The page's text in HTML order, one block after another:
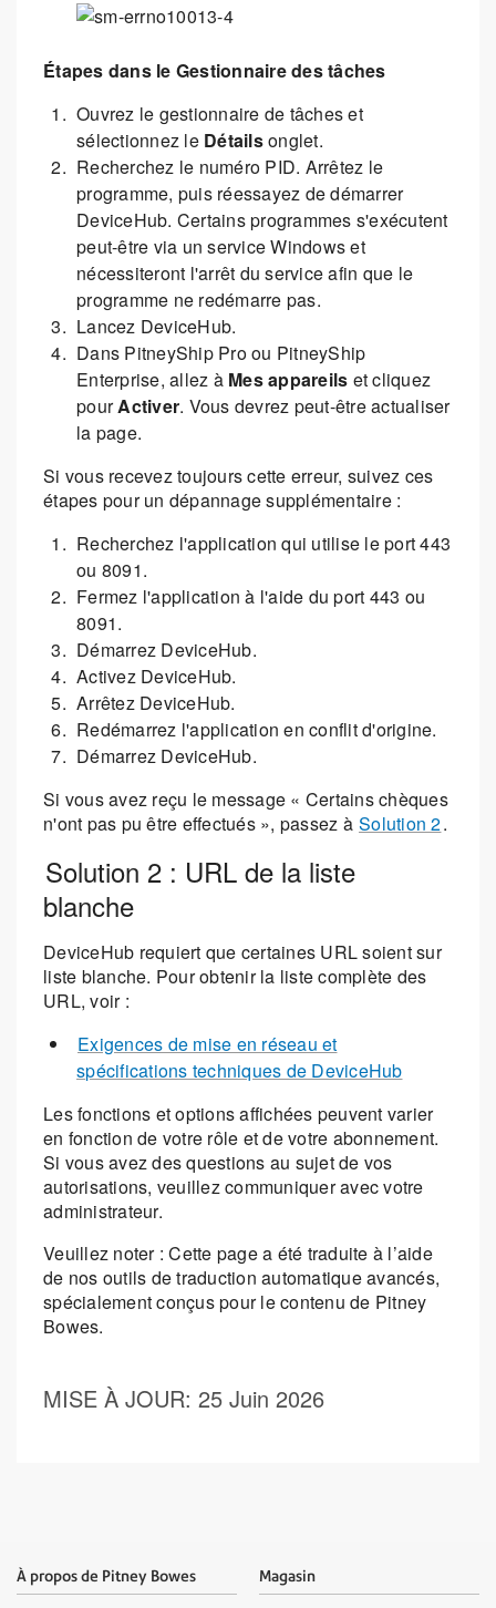
Étapes dans le Gestionnaire des tâches
Ouvrez le gestionnaire de tâches et
sélectionnez le Détailsonglet.
Recherchez le numéro PID. Arrêtez le
programme, puis réessayez de démarrer
DeviceHub. Certains programmes s'exécutent
peut-être via un service Windows et
nécessiteront l'arrêt du service afin que le
programme ne redémarre pas.
Lancez DeviceHub.
Dans PitneyShip Pro ou PitneyShip
Enterprise, allez à Mes appareils et cliquez
pourActiver. Vous devrez peut-être actualiser
la page.
Si vous recevez toujours cette erreur, suivez ces
étapes pour un dépannage supplémentaire :
Recherchez l'application qui utilise le port 443
ou 8091.
Fermez l'application à l'aide du port 443 ou
8091.
Démarrez DeviceHub.
Activez DeviceHub.
Arrêtez DeviceHub.
Redémarrez l'application en conflit d'origine.
Démarrez DeviceHub.
Si vous avez reçu le message « Certains chèques
n'ont pas pu être effectués », passez à Solution 2.
Solution 2 : URL de la liste
blanche
DeviceHub requiert que certaines URL soient sur
liste blanche. Pour obtenir la liste complète des
URL, voir :
Exigences de mise en réseau et
spécifications techniques de DeviceHub
Les fonctions et options affichées peuvent varier
en fonction de votre rôle et de votre abonnement.
Si vous avez des questions au sujet de vos
autorisations, veuillez communiquer avec votre
administrateur.
Veuillez noter : Cette page a été traduite à l’aide
de nos outils de traduction automatique avancés,
spécialement conçus pour le contenu de Pitney
Bowes.
MISE À JOUR: 25 Juin 2026
À propos de Pitney Bowes Magasin